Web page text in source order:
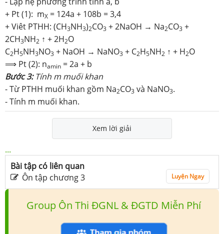
+ Pt (1): mX = 124a + 108b = 3,4
+ Viêt PTHH: (CH3NH3)2CO3 + 2NaOH → Na2CO3 +
2CH3NH2 ↑ + 2H2O
C2H5NH3NO3 + NaOH → NaNO3 + C2H5NH2 ↑ + H2O
⟹ Pt (2): namin = 2a + b
Bước 3: Tính m muối khan
- Từ PTHH muối khan gồm Na2CO3 và NaNO3.
- Tính m muối khan.
Xem lời giải
...
Bài tập có liên quan
Ôn tập chương 3
Luyện Ngay
Group Ôn Thi ĐGNL & ĐGTD Miễn Phí